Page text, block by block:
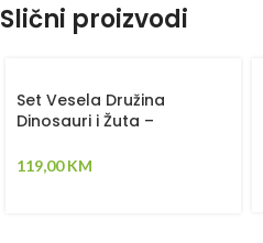
Slični proizvodi
Set Vesela Družina
Dinosauri i Žuta –
pletenica, plahta, jastuk,
119,00KM